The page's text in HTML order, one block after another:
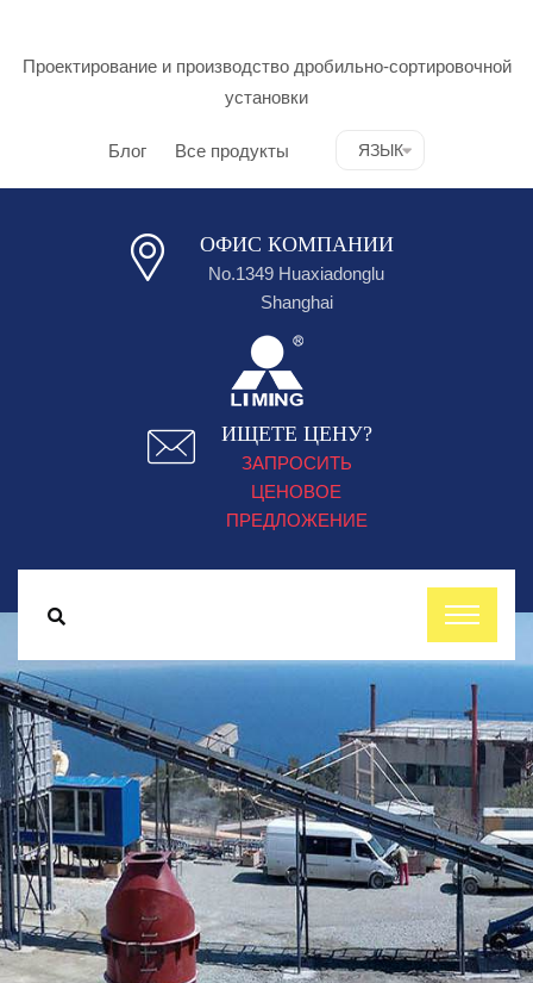
Проектирование и производство дробильно-сортировочной
установки
Блог Все продукты ЯЗЫК
ОФИС КОМПАНИИ
No.1349 Huaxiadonglu
Shanghai
ИЩЕТЕ ЦЕНУ?
ЗАПРОСИТЬ
ЦЕНОВОЕ
ПРЕДЛОЖЕНИЕ